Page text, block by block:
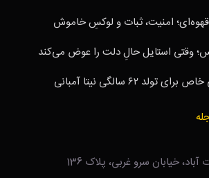
امنیت، ثبات و لوکسِ خاموش
وقتی استایل حالِ دلت را عوض می‌کند
۶۲ سالگی نیتا آمبانی
خیابان سرو غربی، پلاک 136